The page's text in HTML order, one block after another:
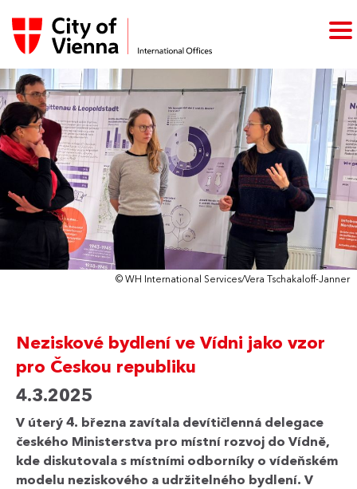
© WH International Services/Vera Tschakaloff-Janner
Neziskové bydlení ve Vídni jako vzor
pro Českou republiku
4.3.2025
V úterý 4. března zavítala devítičlenná delegace
českého Ministerstva pro místní rozvoj do Vídně,
kde diskutovala s místními odborníky o vídeňském
modelu neziskového a udržitelného bydlení. V